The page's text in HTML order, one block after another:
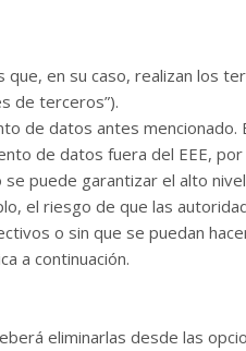
en su caso, realizan los
de terceros”).
de datos antes
de datos fuera del EEE,
puede garantizar el alto
el riesgo de que las
o sin que se puedan
a continuación.
eliminarlas desde las